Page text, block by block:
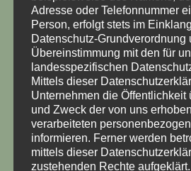
Für T3 WBX Einspritzer, bitte
und ob an der Benzinpumpe
verbaut sind.
Das könnte dir auch gefallen …
Adresse oder Telefonnummer
Person, erfolgt stets im
Datenschutz-Grundverordnung
Übereinstimmung mit den für
landesspezifischen
Mittels dieser
Unternehmen die Öffentlichkeit
und Zweck der von uns
verarbeiteten
informieren. Ferner werden
mittels dieser
zustehenden Rechte aufgeklärt.